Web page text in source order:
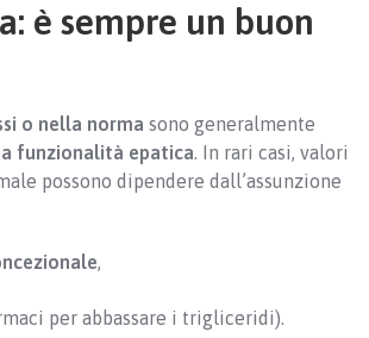
è sempre un buon
o nella norma sono generalmente
funzionalità epatica. In rari casi, valori
possono dipendere dall’assunzione
,
per abbassare i trigliceridi).